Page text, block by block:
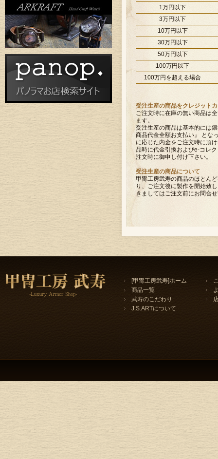
1万円以下
3万円以下
10万円以下
30万円以下
50万円以下
100万円以下
100万円を超える場合
受注生産の商品をクレジット
ご注文時に在庫の無い商品は
ます。
受注生産の商品は基本的には
商品代金全額お支払い』 とな
に応じた内金をご注文時に頂
品時に代金引換およびe-コレ
注文時に御申し付け下さい。
受注生産の商品について
甲冑工房武寿の商品のほとん
り、ご注文後に製作を開始致
きましてはご注文前にお問合
[甲冑工房武寿]ホーム
商品一覧
武寿のこだわり
J.S.ARTについて